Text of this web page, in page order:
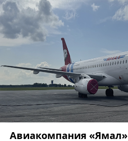
Авиакомпания «Ямал»